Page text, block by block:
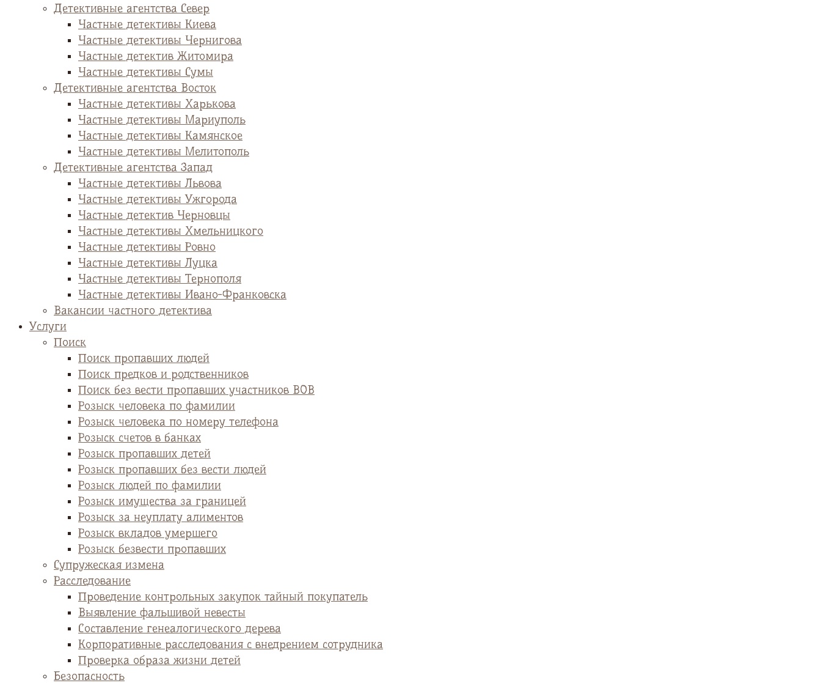
Детективные агентства Север
Частные детективы Киева
Частные детективы Чернигова
Частные детектив Житомира
Частные детективы Сумы
Детективные агентства Восток
Частные детективы Харькова
Частные детективы Мариуполь
Частные детективы Камянское
Частные детективы Мелитополь
Детективные агентства Запад
Частные детективы Львова
Частные детективы Ужгорода
Частные детектив Черновцы
Частные детективы Хмельницкого
Частные детективы Ровно
Частные детективы Луцка
Частные детективы Тернополя
Частные детективы Ивано-Франковска
Вакансии частного детектива
Услуги
Поиск
Поиск пропавших людей
Поиск предков и родственников
Поиск без вести пропавших участников ВОВ
Розыск человека по фамилии
Розыск человека по номеру телефона
Розыск счетов в банках
Розыск пропавших детей
Розыск пропавших без вести людей
Розыск людей по фамилии
Розыск имущества за границей
Розыск за неуплату алиментов
Розыск вкладов умершего
Розыск безвести пропавших
Супружеская измена
Расследование
Проведение контрольных закупок тайный покупатель
Выявление фальшивой невесты
Cоставление генеалогического дерева
Корпоративные расследования с внедрением сотрудника
Проверка образа жизни детей
Безопасность